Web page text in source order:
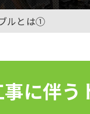
ルとは①
事に伴